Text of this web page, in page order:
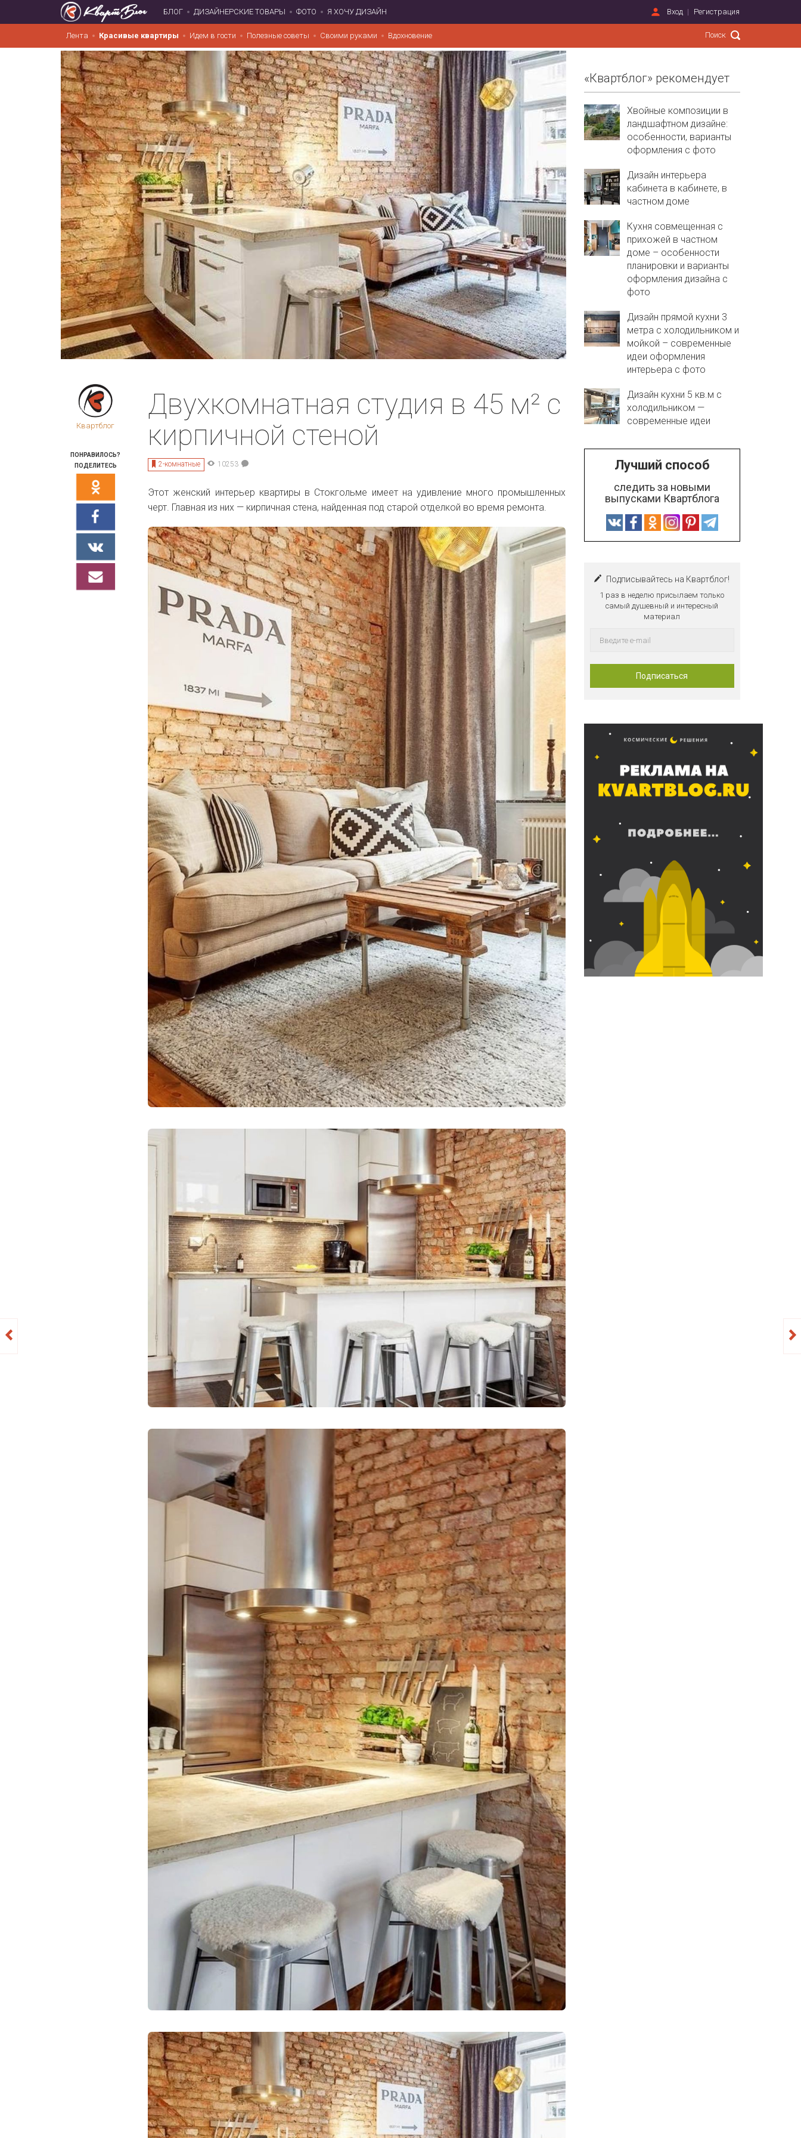
БЛОГ ДИЗАЙНЕРСКИЕ ТОВАРЫ ФОТО Я ХОЧУ ДИЗАЙН Вход Регистрация
Лента Красивые квартиры Идем в гости Полезные советы Своими руками Вдохновение
Квартблог
ПОНРАВИЛОСЬ?
ПОДЕЛИТЕСЬ
Двухкомнатная студия в 45 м² с
кирпичной стеной
2-комнатные 10253
Этот женский интерьер квартиры в Стокгольме имеет на удивление много промышленных
черт. Главная из них — кирпичная стена, найденная под старой отделкой во время ремонта.
«Квартблог» рекомендует
Хвойные композиции в
ландшафтном дизайне:
особенности, варианты
оформления с фото
Дизайн интерьера
кабинета в кабинете, в
частном доме
Кухня совмещенная с
прихожей в частном
доме – особенности
планировки и варианты
оформления дизайна с
фото
Дизайн прямой кухни 3
метра с холодильником и
мойкой – современные
идеи оформления
интерьера с фото
Дизайн кухни 5 кв.м с
холодильником —
современные идеи
Лучший способ
следить за новыми
выпусками Квартблога
Подписывайтесь на Квартблог!
1 раз в неделю присылаем только
самый душевный и интересный
материал